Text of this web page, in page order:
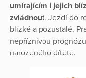
umírajícím i jejich
zvládnout. Jezdí do
blízké a pozůstalé.
nepříznivou
narozeného dítěte.